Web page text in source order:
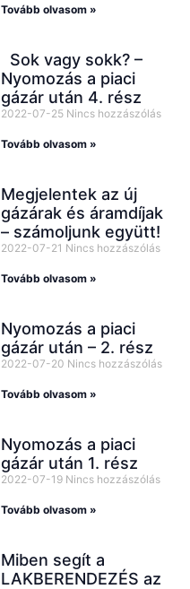
Tovább olvasom »
Sok vagy sokk? –
Nyomozás a piaci
gázár után 4. rész
2022-07-25 Nincs hozzászólás
Tovább olvasom »
Megjelentek az új
gázárak és áramdíjak
– számoljunk együtt!
2022-07-21 Nincs hozzászólás
Tovább olvasom »
Nyomozás a piaci
gázár után – 2. rész
2022-07-20 Nincs hozzászólás
Tovább olvasom »
Nyomozás a piaci
gázár után 1. rész
2022-07-19 Nincs hozzászólás
Tovább olvasom »
Miben segít a
LAKBERENDEZÉS az